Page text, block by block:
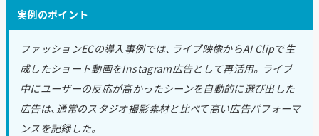
実例のポイント
ファッションECの導入事例では、ライブ映像からAI Clipで生
成したショート動画をInstagram広告として再活用。ライブ
中にユーザーの反応が高かったシーンを自動的に選び出した
広告は、通常のスタジオ撮影素材と比べて高い広告パフォーマ
ンスを記録した。